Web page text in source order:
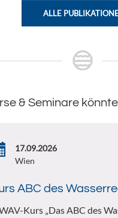
ALLE
& Seminare
17.09.2026
Wien
ABC des
Kurs „Das ABC des